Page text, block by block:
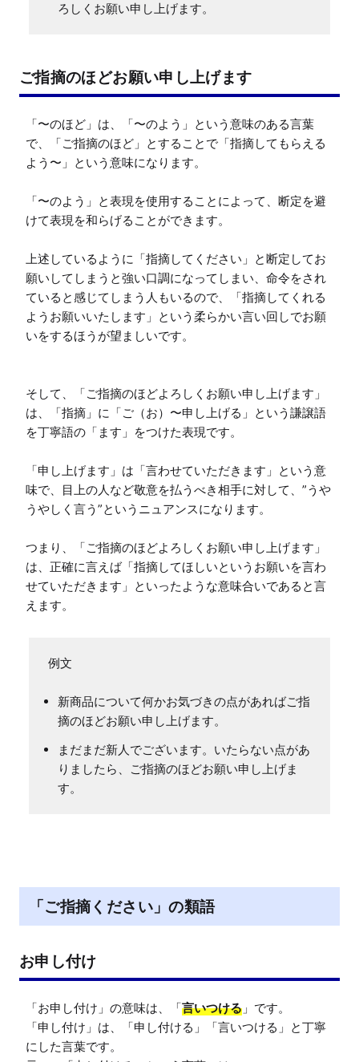
ろしくお願い申し上げます。
ご指摘のほどお願い申し上げます
「〜のほど」は、「〜のよう」という意味のある言葉
で、「ご指摘のほど」とすることで「指摘してもらえる
よう〜」という意味になります。
「〜のよう」と表現を使用することによって、断定を避
けて表現を和らげることができます。
上述しているように「指摘してください」と断定してお
願いしてしまうと強い口調になってしまい、命令をされ
ていると感じてしまう人もいるので、「指摘してくれる
ようお願いいたします」という柔らかい言い回しでお願
いをするほうが望ましいです。
そして、「ご指摘のほどよろしくお願い申し上げます」
は、「指摘」に「ご（お）〜申し上げる」という謙譲語
を丁寧語の「ます」をつけた表現です。
「申し上げます」は「言わせていただきます」という意
味で、目上の人など敬意を払うべき相手に対して、”うや
うやしく言う”というニュアンスになります。
つまり、「ご指摘のほどよろしくお願い申し上げます」
は、正確に言えば「指摘してほしいというお願いを言わ
せていただきます」といったような意味合いであると言
えます。
新商品について何かお気づきの点があればご指
摘のほどお願い申し上げます。
まだまだ新人でございます。いたらない点があ
りましたら、ご指摘のほどお願い申し上げま
す。
「ご指摘ください」の類語
お申し付け
「お申し付け」の意味は、「言いつける 」です。
「申し付け」は、「申し付ける」「言いつける」と丁寧
にした言葉です。